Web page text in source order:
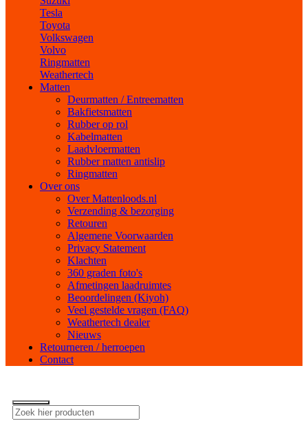
Tesla
Toyota
Volkswagen
Volvo
Ringmatten
Weathertech
Matten
Deurmatten / Entreematten
Bakfietsmatten
Rubber op rol
Kabelmatten
Laadvloermatten
Rubber matten antislip
Ringmatten
Over ons
Over Mattenloods.nl
Verzending & bezorging
Retouren
Algemene Voorwaarden
Privacy Statement
Klachten
360 graden foto's
Afmetingen laadruimtes
Beoordelingen (Kiyoh)
Veel gestelde vragen (FAQ)
Weathertech dealer
Nieuws
Retourneren / herroepen
Contact